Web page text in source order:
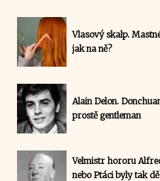
Vlasový skalp.
jak na ně?
Alain Delon.
prostě gentleman
Velmistr hororu
nebo Ptáci byly tak